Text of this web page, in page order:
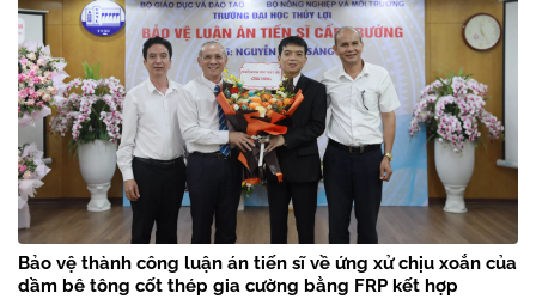
Bảo vệ thành công luận án tiến sĩ về ứng xử chịu xoắn của
dầm bê tông cốt thép gia cường bằng FRP kết hợp